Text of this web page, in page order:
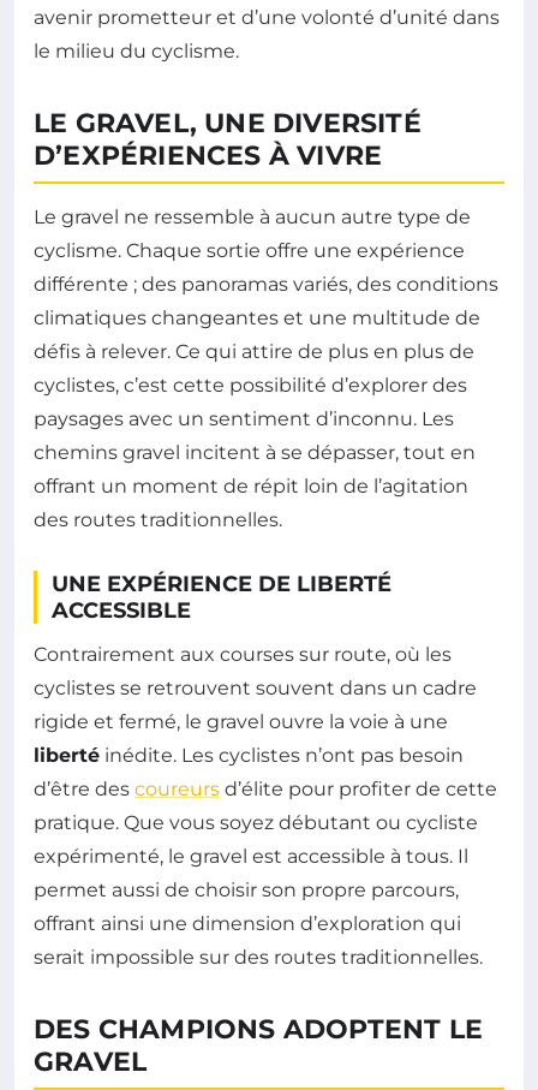
avenir prometteur et d’une volonté d’unité dans
le milieu du cyclisme.
LE GRAVEL, UNE DIVERSITÉ
D’EXPÉRIENCES À VIVRE
Le gravel ne ressemble à aucun autre type de
cyclisme. Chaque sortie offre une expérience
différente ; des panoramas variés, des conditions
climatiques changeantes et une multitude de
défis à relever. Ce qui attire de plus en plus de
cyclistes, c’est cette possibilité d’explorer des
paysages avec un sentiment d’inconnu. Les
chemins gravel incitent à se dépasser, tout en
offrant un moment de répit loin de l’agitation
des routes traditionnelles.
UNE EXPÉRIENCE DE LIBERTÉ
ACCESSIBLE
Contrairement aux courses sur route, où les
cyclistes se retrouvent souvent dans un cadre
rigide et fermé, le gravel ouvre la voie à une
liberté inédite. Les cyclistes n’ont pas besoin
d’être des coureurs d’élite pour profiter de cette
pratique. Que vous soyez débutant ou cycliste
expérimenté, le gravel est accessible à tous. Il
permet aussi de choisir son propre parcours,
offrant ainsi une dimension d’exploration qui
serait impossible sur des routes traditionnelles.
DES CHAMPIONS ADOPTENT LE
GRAVEL